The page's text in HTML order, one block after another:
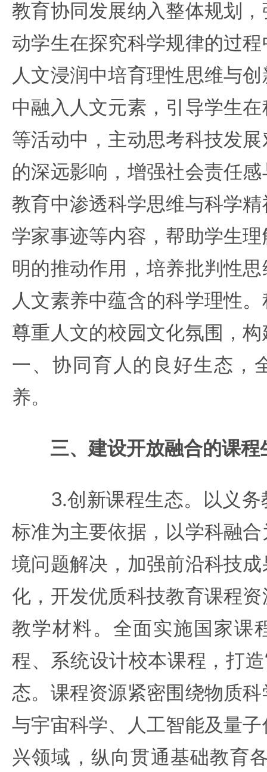
教育协同发展纳入整体规划
动学生在探究科学规律的过
人文浸润中培育理性思维与
中融入人文元素，引导学生
等活动中，主动思考科技发
的深远影响，增强社会责任
教育中渗透科学思维与科学
学家事迹等内容，帮助学生
明的推动作用，培养批判性
人文素养中蕴含的科学理性
尊重人文的校园文化氛围，
一、协同育人的良好生态，
养。
三、建设开放融合的课
3.创新课程生态。以义务
标准为主要依据，以学科融
境问题解决，加强前沿科技
化，开发优质科技教育课程
教学材料。全面实施国家课
程、系统设计校本课程，打
态。课程资源紧密围绕物质
与宇宙科学、人工智能及量
兴领域，纵向贯通基础教育